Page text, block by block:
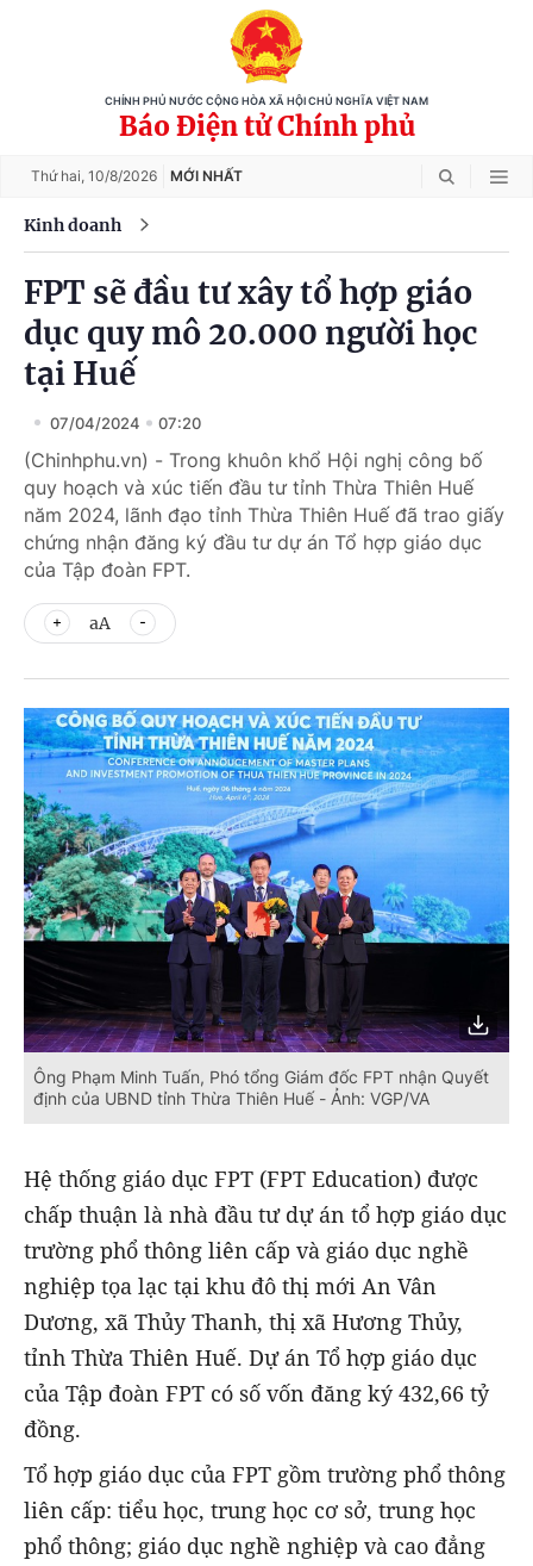
CHÍNH PHỦ NƯỚC CỘNG HÒA XÃ HỘI CHỦ NGHĨA VIỆT NAM
Báo Điện tử Chính phủ
Thứ hai, 10/8/2026 MỚI NHẤT
Kinh doanh
FPT sẽ đầu tư xây tổ hợp giáo
dục quy mô 20.000 người học
tại Huế
07/04/2024 07:20
(Chinhphu.vn) - Trong khuôn khổ Hội nghị công bố
quy hoạch và xúc tiến đầu tư tỉnh Thừa Thiên Huế
năm 2024, lãnh đạo tỉnh Thừa Thiên Huế đã trao giấy
chứng nhận đăng ký đầu tư dự án Tổ hợp giáo dục
của Tập đoàn FPT.
aA
Ông Phạm Minh Tuấn, Phó tổng Giám đốc FPT nhận Quyết
định của UBND tỉnh Thừa Thiên Huế - Ảnh: VGP/VA
Hệ thống giáo dục FPT (FPT Education) được
chấp thuận là nhà đầu tư dự án tổ hợp giáo dục
trường phổ thông liên cấp và giáo dục nghề
nghiệp tọa lạc tại khu đô thị mới An Vân
Dương, xã Thủy Thanh, thị xã Hương Thủy,
tỉnh Thừa Thiên Huế. Dự án Tổ hợp giáo dục
của Tập đoàn FPT có số vốn đăng ký 432,66 tỷ
đồng.
Tổ hợp giáo dục của FPT gồm trường phổ thông
liên cấp: tiểu học, trung học cơ sở, trung học
phổ thông; giáo dục nghề nghiệp và cao đẳng